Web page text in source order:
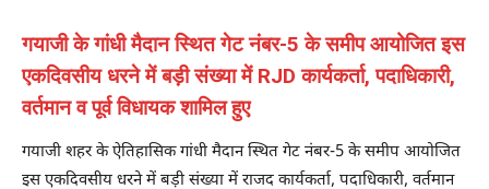
गयाजी के गांधी मैदान स्थित गेट नंबर-5 के समीप आयोजित इस
एकदिवसीय धरने में बड़ी संख्या में RJD कार्यकर्ता, पदाधिकारी,
वर्तमान व पूर्व विधायक शामिल हुए
गयाजी शहर के ऐतिहासिक गांधी मैदान स्थित गेट नंबर-5 के समीप आयोजित
इस एकदिवसीय धरने में बड़ी संख्या में राजद कार्यकर्ता, पदाधिकारी, वर्तमान